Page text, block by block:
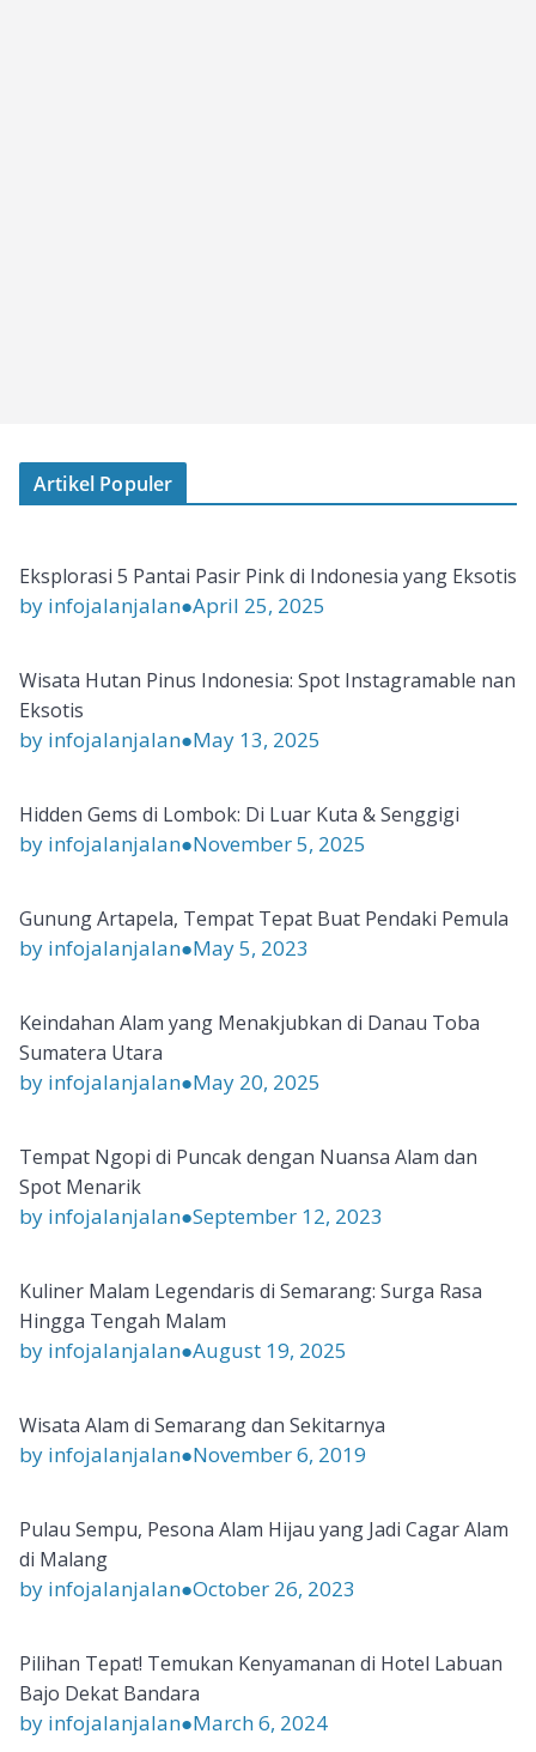
Artikel Populer
Eksplorasi 5 Pantai Pasir Pink di Indonesia yang Eksotis
by infojalanjalan●April 25, 2025
Wisata Hutan Pinus Indonesia: Spot Instagramable nan
Eksotis
by infojalanjalan●May 13, 2025
Hidden Gems di Lombok: Di Luar Kuta & Senggigi
by infojalanjalan●November 5, 2025
Gunung Artapela, Tempat Tepat Buat Pendaki Pemula
by infojalanjalan●May 5, 2023
Keindahan Alam yang Menakjubkan di Danau Toba
Sumatera Utara
by infojalanjalan●May 20, 2025
Tempat Ngopi di Puncak dengan Nuansa Alam dan
Spot Menarik
by infojalanjalan●September 12, 2023
Kuliner Malam Legendaris di Semarang: Surga Rasa
Hingga Tengah Malam
by infojalanjalan●August 19, 2025
Wisata Alam di Semarang dan Sekitarnya
by infojalanjalan●November 6, 2019
Pulau Sempu, Pesona Alam Hijau yang Jadi Cagar Alam
di Malang
by infojalanjalan●October 26, 2023
Pilihan Tepat! Temukan Kenyamanan di Hotel Labuan
Bajo Dekat Bandara
by infojalanjalan●March 6, 2024